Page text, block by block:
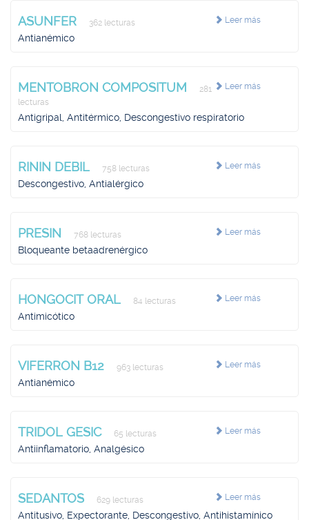
Leer más
ASUNFER 362 lecturas
Antianémico
Leer más
MENTOBRON COMPOSITUM
281
lecturas
Antigripal, Antitérmico, Descongestivo respiratorio
Leer más
RININ DEBIL 758 lecturas
Descongestivo, Antialérgico
Leer más
PRESIN 768 lecturas
Bloqueante betaadrenérgico
Leer más
HONGOCIT ORAL 84 lecturas
Antimicótico
Leer más
VIFERRON B12 963 lecturas
Antianémico
Leer más
TRIDOL GESIC 65 lecturas
Antiinflamatorio, Analgésico
Leer más
SEDANTOS 629 lecturas
Antitusivo, Expectorante, Descongestivo, Antihistamínico